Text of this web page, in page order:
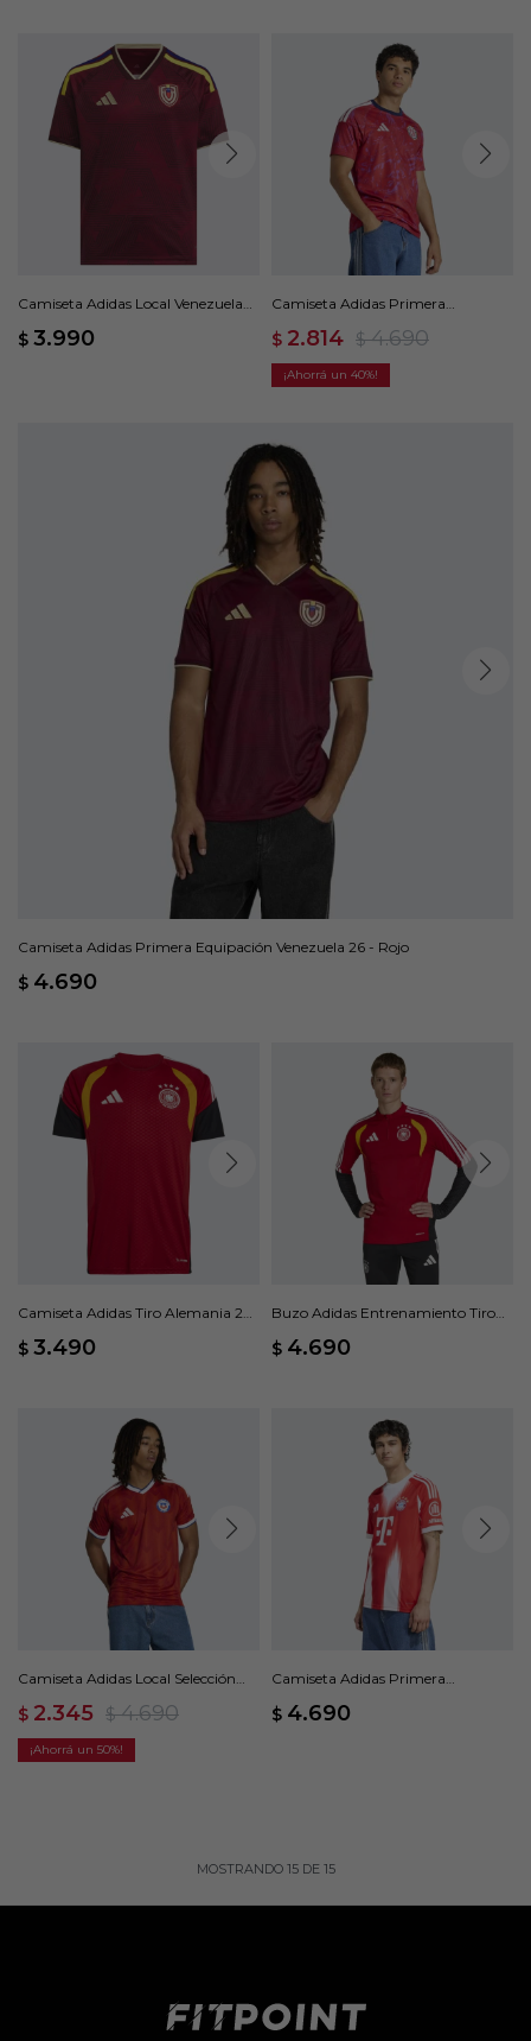
Camiseta Adidas Local Venezuela
$ 3.990
Camiseta Adidas Primera
$ 2.814 $ 4.690
40
Camiseta Adidas Primera Equipación Venezuela 26 - Rojo
$ 4.690
Camiseta Adidas Tiro Alemania 26
$ 3.490
Buzo Adidas Entrenamiento Tiro
$ 4.690
Camiseta Adidas Local Selección
$ 2.345 $ 4.690
50
Camiseta Adidas Primera
$ 4.690
MOSTRANDO 15DE 15